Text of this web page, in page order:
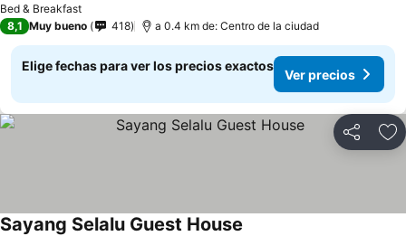
Bed & Breakfast
8,1 Muy bueno 418 a 0.4 km de: Centro de la ciudad
Elige fechas para ver los precios exactos
Ver precios
Compartir
Sayang Selalu Guest House